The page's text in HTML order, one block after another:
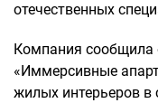
отечественных
Компания сообщила
«Иммерсивные
жилых интерьеров в